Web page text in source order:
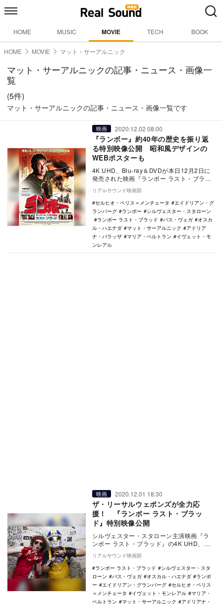
HOME MUSIC MOVIE TECH BOOK
HOME MOVIE マット・サーアルニック
マット・サーアルニックの記事・ニュース・画像一
覧
(5件)
マット・サーアルニックの記事・ニュース・画像一覧です
映画 2020.12.02 08:00
『ランボー』約40年の歴史を振り返
る特別映像公開 昭和風デザインの
WEBポスターも
4K UHD、Blu-ray＆DVDが本日12月2日に
発売された映画『ランボー ラスト・ブラッ
ド』の昭和風デザインWEBポスター…
リアルサウンド映画部
セルヒオ・ペリス＝メンチェータ
エイドリアン・グ
ランバーグ
ランボー
シルヴェスター・スタローン
ランボー ラスト・ブラッド
パス・ヴェガ
オスカ
ル・ハエナダ
マット・サーアルニック
アドリア
ナ・バラッザ
マリア・ベルトラン
イヴェット・モ
ンレアル
映画 2020.12.01 18:30
ザ・リーサルウェポンズが全力応
援！ 『ランボー ラスト・ブラッ
ド』特別映像公開
シルヴェスター・スタローン主演映画『ラ
ンボー ラスト・ブラッド』の4K UHD、
Blu-ray＆DVDが12月2日に発売される。…
リアルサウンド映画部
ランボー ラスト・ブラッド
シルヴェスター・スタ
ローン
パス・ヴェガ オスカル・ハエナダ
ランボ
ー
エイドリアン・グランバーグ
セルヒオ・ペリス
＝メンチェータ
イヴェット・モンレアル
マリア・
ベルトラン
マット・サーアルニック
アドリアナ・